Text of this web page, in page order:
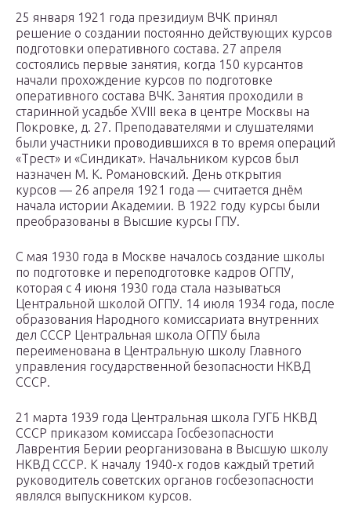
25 января 1921 года президиум ВЧК принял
решение о создании постоянно действующих курсов
подготовки оперативного состава. 27 апреля
состоялись первые занятия, когда 150 курсантов
начали прохождение курсов по подготовке
оперативного состава ВЧК. Занятия проходили в
старинной усадьбе XVIII века в центре Москвы на
Покровке, д. 27. Преподавателями и слушателями
были участники проводившихся в то время операций
«Трест» и «Синдикат». Начальником курсов был
назначен М. К. Романовский. День открытия
курсов — 26 апреля 1921 года — считается днём
начала истории Академии. В 1922 году курсы были
преобразованы в Высшие курсы ГПУ.
С мая 1930 года в Москве началось создание школы
по подготовке и переподготовке кадров ОГПУ,
которая с 4 июня 1930 года стала называться
Центральной школой ОГПУ. 14 июля 1934 года, после
образования Народного комиссариата внутренних
дел СССР Центральная школа ОГПУ была
переименована в Центральную школу Главного
управления государственной безопасности НКВД
СССР.
21 марта 1939 года Центральная школа ГУГБ НКВД
СССР приказом комиссара Госбезопасности
Лаврентия Берии реорганизована в Высшую школу
НКВД СССР. К началу 1940-х годов каждый третий
руководитель советских органов госбезопасности
являлся выпускником курсов.